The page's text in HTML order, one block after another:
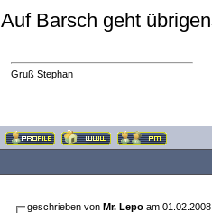
Auf Barsch geht
Gruß Stephan
geschrieben vonMr. Lepo am